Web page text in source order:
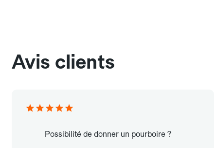
Avis clients
Possibilité de donner un pourboire ?